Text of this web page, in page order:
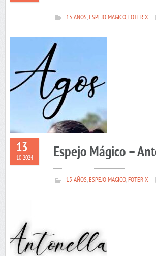
15 AÑOS,ESPEJO MAGICO,FOTERIX
13
10 2024 Espejo Mágico –
15 AÑOS,ESPEJO MAGICO,FOTERIX